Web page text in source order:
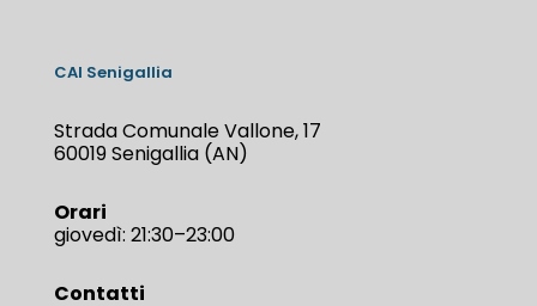
CAI Senigallia
Strada Comunale Vallone, 17
60019 Senigallia (AN)
Orari
giovedì: 21:30–23:00
Contatti